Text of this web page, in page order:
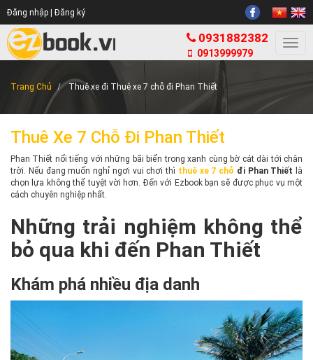
Đăng nhập | Đăng ký
0931882382
0913999979
Trang Chủ Thuê xe đi Thuê xe 7 chỗ đi Phan Thiết
Thuê Xe 7 Chỗ Đi Phan Thiết
Phan Thiết nổi tiếng với những bãi biển trong xanh cùng bờ cát dài tới chân
trời. Nếu đang muốn nghỉ ngơi vui chơi thì thuê xe 7 chỗ đi Phan Thiết là
chọn lựa không thể tuyệt vời hơn. Đến với Ezbook bạn sẽ được phục vụ một
cách chuyên nghiệp nhất.
Những trải nghiệm không thể
bỏ qua khi đến Phan Thiết
Khám phá nhiều địa danh